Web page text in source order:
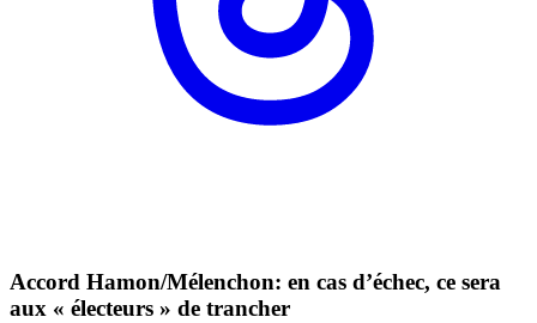
Accord Hamon/Mélenchon: en cas d’échec, ce sera
aux « électeurs » de trancher